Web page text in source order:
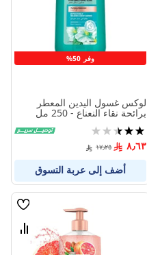
وفر 50%
لوكس غسول اليدين المعطر
برائحة نقاء النعناع - 250 مل
تقييم:
50%
٨٫٦٣ ١٧٫٢٥
أضف إلى عربة التسوق
قائمة
قارن